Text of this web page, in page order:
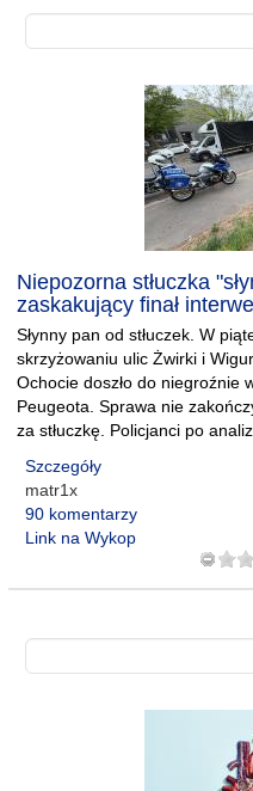
Niepozorna stłuczka
zaskakujący finał
Słynny pan od stłuczek. W
skrzyżowaniu ulic Żwirki i
Ochocie doszło do niegroźnie
Peugeota. Sprawa nie
za stłuczkę. Policjanci po
Szczegóły
matr1x
90 komentarzy
Link na Wykop